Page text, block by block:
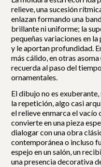
relieve, una sucesión
enlazan formando una
brillante ni uniforme; la
pequeñas variaciones en
y le aportan profundidad.
más cálido, en otras
recuerda al paso del
ornamentales.
El dibujo no es
la repetición, algo casi
el relieve enmarca el
convierte en una pieza
dialogar con una obra
contemporánea o incluso
espejo en un salón, un
una presencia decorativa